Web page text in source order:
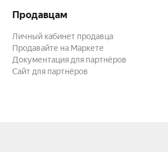
Продавцам
Личный кабинет продавца
Продавайте на Маркете
Документация для партнёров
Сайт для партнёров